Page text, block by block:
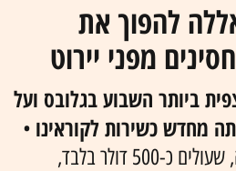
להפוך את
מפני יירוט
ביותר השבוע בגלובס ועל
מחדש כשירות לקוראינו •
רחפני FPV של חיזבאללה, שעולים כ-500 דולר בלבד,